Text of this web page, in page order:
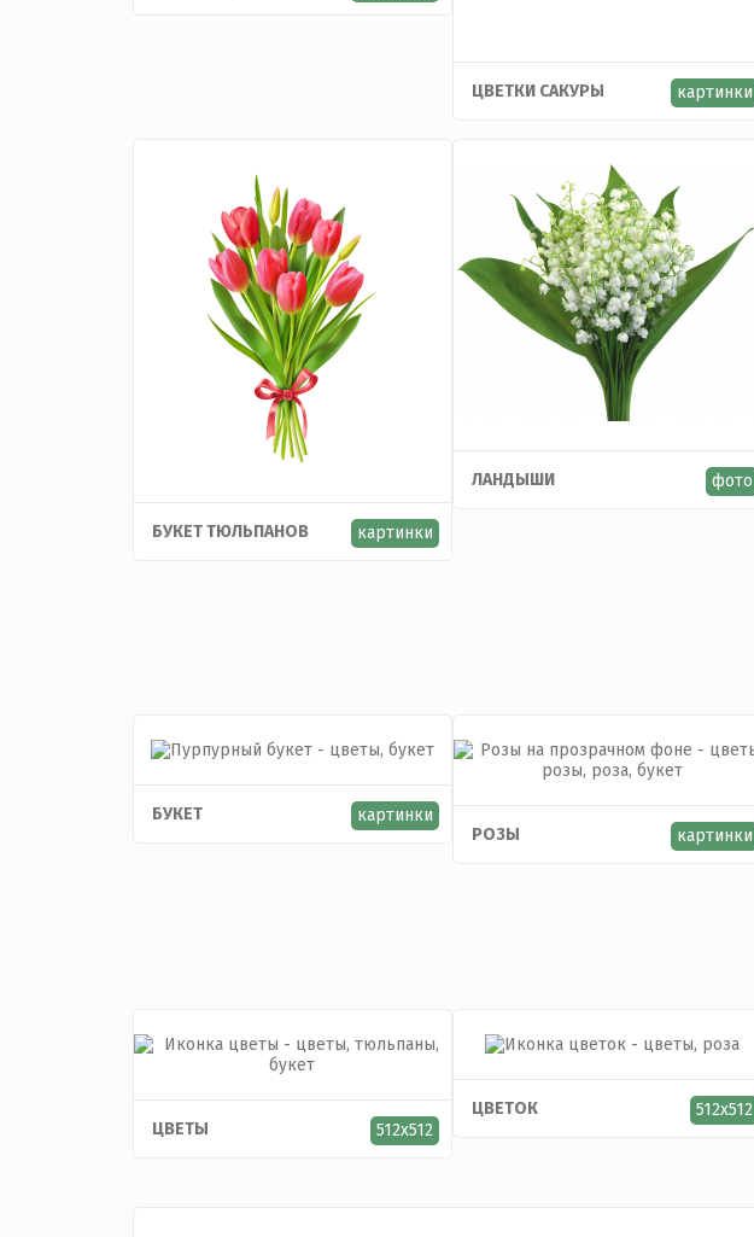
ЦВЕТКИ САКУРЫ картинки
БУКЕТ ТЮЛЬПАНОВ картинки
ЛАНДЫШИ фото
БУКЕТ
картинки
РОЗЫ
картинки
ЦВЕТЫ 512x512
ЦВЕТОК 512x512